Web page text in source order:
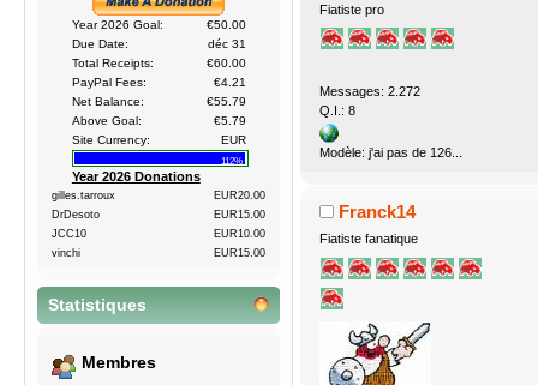
Year 2026 Goal:
€50.00
Due Date:
déc 31
Total Receipts:
€60.00
PayPal Fees:
€4.21
Net Balance:
€55.79
Above Goal:
€5.79
Site Currency:
EUR
112%
Year 2026 Donations
gilles.tarroux
EUR20.00
DrDesoto
EUR15.00
JCC10
EUR10.00
vinchi
EUR15.00
Statistiques
Membres
Fiatiste pro
Messages: 2.272
Q.I.: 8
Modèle: j'ai pas de 126...
Franck14
Fiatiste fanatique